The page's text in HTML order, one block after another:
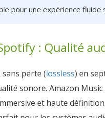
pour une expérience
: Qualité
perte (lossless) en
sonore. Amazon
et haute